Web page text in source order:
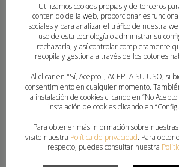
igual de fácil de cambiar las cosas de nuevo.
Chrome:https://support.google.com/
hl=es
Explorer :http://
es/windows7/how-to-manage-cookies-
Safari:http://translate.google.com/
Firefox:http://support.mozilla.org/es/
informacion-que-los-sitios-web-gua …
Utilizamos cookies propias y de terceros
contenido de la web, proporcionarles
sociales y para analizar el tráfico de nuestra
uso de esta tecnología o administrar su
rechazarla, y así controlar completamente
recopila y gestiona a través de los botones
Al clicar en "Sí, Acepto", ACEPTA SU USO, si
consentimiento en cualquier momento.
la instalación de cookies clicando en “No
instalación de cookies clicando en
Para obtener más información sobre
visite nuestra Política de privacidad. Para
respecto, puedes consultar nuestra